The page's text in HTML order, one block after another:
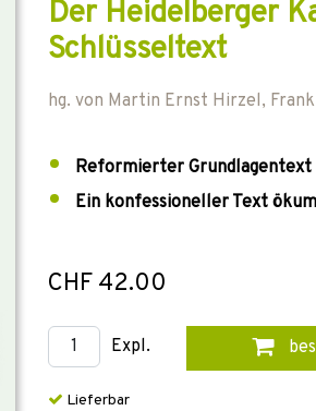
Der Heidelberger
Schlüsseltext
hg. von Martin Ernst Hirzel,
Reformierter
Ein konfessioneller Text
CHF 42.00
Expl.
Lieferbar